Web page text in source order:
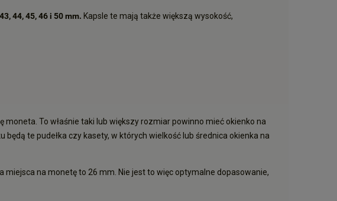
44, 45, 46 i 50 mm. Kapsle te mają także większą wysokość,
moneta. To właśnie taki lub większy rozmiar powinno mieć okienko na
te pudełka czy kasety, w których wielkość lub średnica okienka na
miejsca na monetę to 26 mm. Nie jest to więc optymalne dopasowanie,